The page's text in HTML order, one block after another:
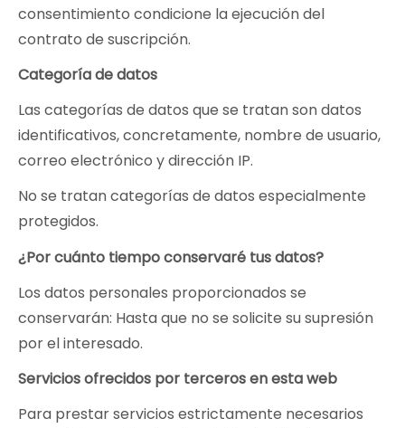
consentimiento condicione la ejecución del
contrato de suscripción.
Categoría de datos
Las categorías de datos que se tratan son datos
identificativos, concretamente, nombre de usuario,
correo electrónico y dirección IP.
No se tratan categorías de datos especialmente
protegidos.
¿Por cuánto tiempo conservaré tus datos?
Los datos personales proporcionados se
conservarán: Hasta que no se solicite su supresión
por el interesado.
Servicios ofrecidos por terceros en esta web
Para prestar servicios estrictamente necesarios